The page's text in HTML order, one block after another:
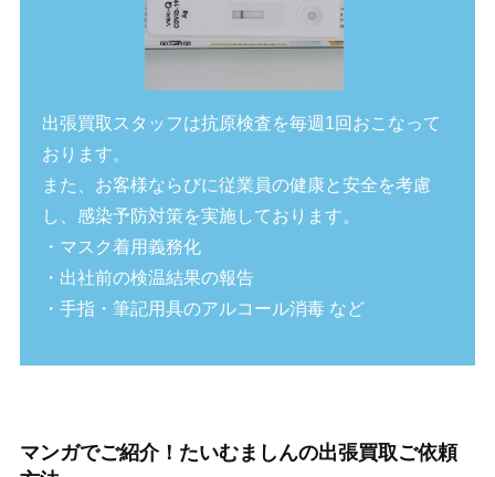
出張買取スタッフは抗原検査を毎週1回おこなって
おります。
また、お客様ならびに従業員の健康と安全を考慮
し、感染予防対策を実施しております。
・マスク着用義務化
・出社前の検温結果の報告
・手指・筆記用具のアルコール消毒 など
マンガでご紹介！たいむましんの出張買取ご依頼